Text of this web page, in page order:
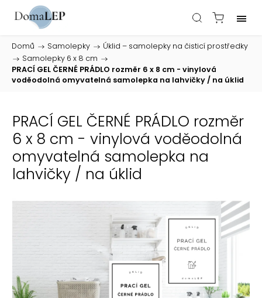
Domů / Samolepky /
Úklid – samolepky na čisticí prostředky
/
Samolepky 6 x 8 cm /
PRACÍ GEL ČERNÉ PRÁDLO rozměr 6 x 8 cm - vinylová
voděodolná omyvatelná samolepka na lahvičky / na úklid
PRACÍ GEL ČERNÉ PRÁDLO rozměr
6 x 8 cm - vinylová voděodolná
omyvatelná samolepka na
lahvičky / na úklid